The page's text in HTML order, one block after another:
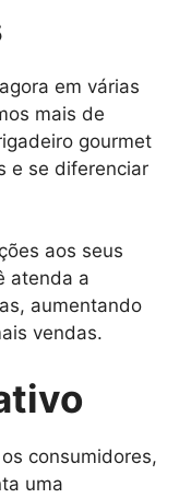
em várias
mais de
gourmet
e se diferenciar
aos seus
atenda a
aumentando
vendas.
consumidores,
uma